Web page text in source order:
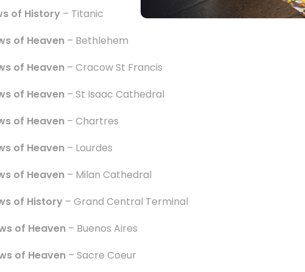
of History – Titanic
of Heaven – Bethlehem
of Heaven – Cracow St Francis
of Heaven – St Isaac Cathedral
of Heaven – Chartres
of Heaven – Lourdes
of Heaven – Milan Cathedral
of History – Grand Central Terminal
of Heaven – Buenos Aires
of Heaven – Sacre Coeur